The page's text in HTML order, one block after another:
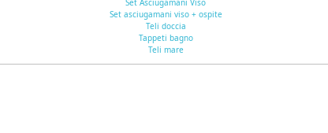
Set Asciugamani Viso
Set asciugamani viso + ospite
Teli doccia
Tappeti bagno
Teli mare